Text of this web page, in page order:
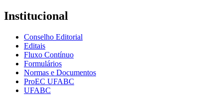
Institucional
Conselho Editorial
Editais
Fluxo Contínuo
Formulários
Normas e Documentos
ProEC UFABC
UFABC